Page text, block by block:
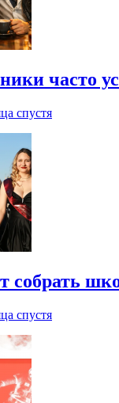
часто
спустя
собрать
спустя